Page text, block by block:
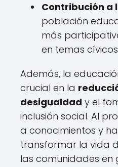
Contribución a
población
más
en temas
Además, la
crucial en la
desigualdad y el
inclusión social. Al
a conocimientos y
transformar la vida
las comunidades en